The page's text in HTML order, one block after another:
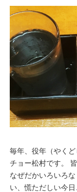
毎年、役年（やく
チョー松村です。
なぜだかいろいろ
い、慌ただしい今